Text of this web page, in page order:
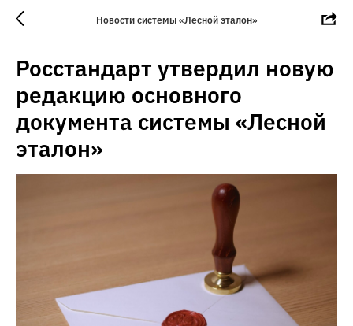
Новости системы «Лесной эталон»
Росстандарт утвердил новую
редакцию основного
документа системы «Лесной
эталон»